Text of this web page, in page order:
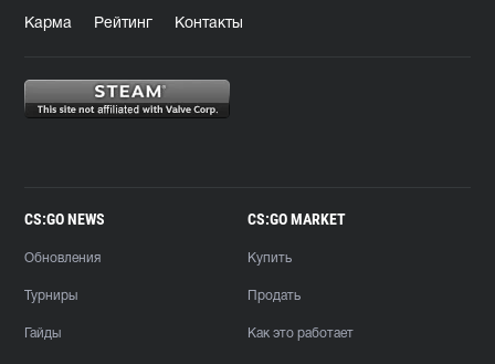
Карма Рейтинг Контакты
CS:GO NEWS
Обновления
Турниры
Гайды
CS:GO MARKET
Купить
Продать
Как это работает